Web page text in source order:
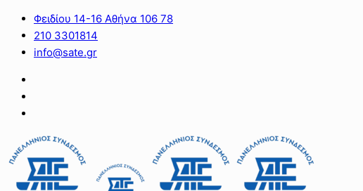
Φειδίου 14-16 Αθήνα 106 78
210 3301814
info@sate.gr